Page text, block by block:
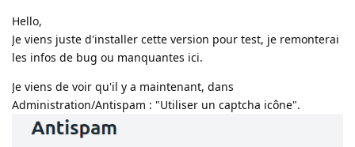
Hello,
Je viens juste d'installer cette version pour test, je remonterai
les infos de bug ou manquantes ici.
Je viens de voir qu'il y a maintenant, dans
Administration/Antispam : "Utiliser un captcha icône".